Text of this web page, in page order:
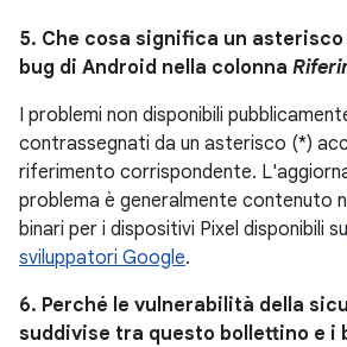
5. Che cosa significa un
bug di Android nella colonna
I problemi non disponibili
contrassegnati da un asterisco (*)
riferimento corrispondente.
problema è generalmente contenuto
binari per i dispositivi Pixel disponibili
sviluppatori Google.
6. Perché le vulnerabilità della
suddivise tra questo bollettino e i